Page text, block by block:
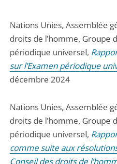
Nations Unies, Assemblée
droits de l’homme, Groupe
périodique universel,
sur l’Examen périodique
décembre 2024
Nations Unies, Assemblée
droits de l’homme, Groupe
périodique universel,
comme suite aux
Conseil des droits de